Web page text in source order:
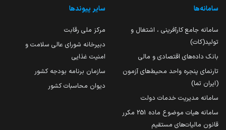
سامانه‌ها
سامانه جامع کارآفرینی ، اشتغال و
تولید(کات)
بانک داده‌های اقتصادی و مالی
تارنمای پنجره واحد محیط‌های آزمون
(ایران تما)
سامانه مدیریت خدمات دولت
سامانه هیات موضوع ماده 251 مکرر
قانون مالیات‌های مستقیم
سایر پیوندها
مرکز ملی رقابت
دبیرخانه شورای عالی سلامت و
امنیت غذایی
سازمان برنامه بودجه کشور
دیوان محاسبات کشور